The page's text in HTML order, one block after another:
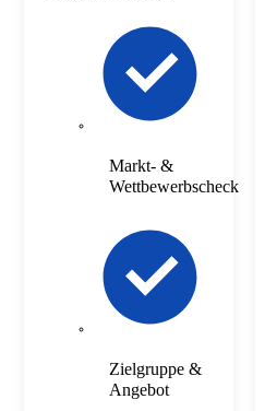
Markt- &
Wettbewerbscheck
Zielgruppe &
Angebot